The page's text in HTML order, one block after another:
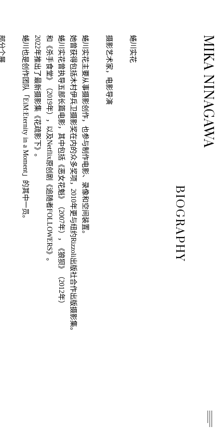
MIKA NINAGAWA
BIOGRAPHY
蜷川实花
摄影艺术家，电影导演
蜷川实花主要从事摄影创作，也参与制作电影、录像和空间装置。
她曾获得包括木村伊兵卫摄影奖在内的众多奖项，2010年更与纽约Rizzoli出版社合作出版摄影集。
蜷川实花曾执导五部长篇电影，其中包括《恶女花魁》（2007年），《狼狈》（2012年）
和《杀手食堂》（2019年），以及Netflix原创剧《追随者FOLLOWERS》。
2022年推出了最新摄影集《花疏影下》。
蜷川也是创作团队「EiM:Eternity in a Moment」的其中一员。
展